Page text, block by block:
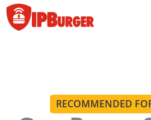
İçeriğe
geç
RECOMMENDED